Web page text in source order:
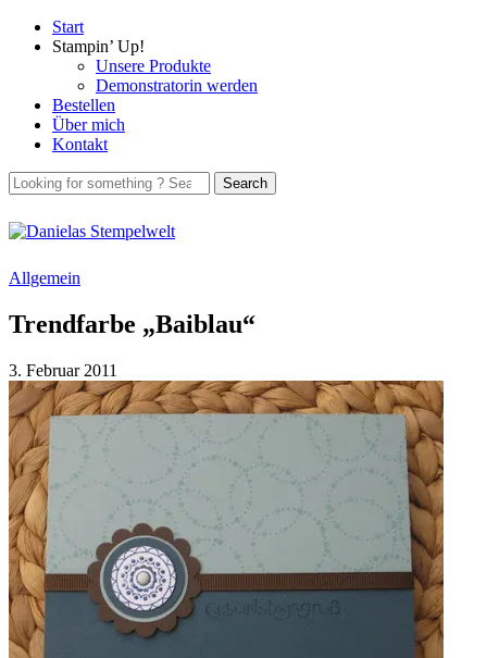
Start
Stampin’ Up!
Unsere Produkte
Demonstratorin werden
Bestellen
Über mich
Kontakt
Allgemein
Trendfarbe „Baiblau“
3. Februar 2011